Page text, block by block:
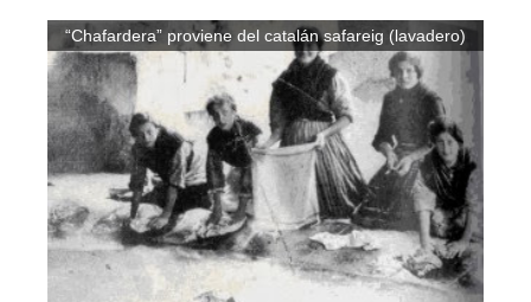
“Chafardera” proviene del catalán safareig (lavadero)